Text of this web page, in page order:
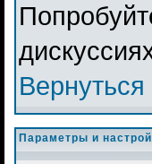
Параметры и